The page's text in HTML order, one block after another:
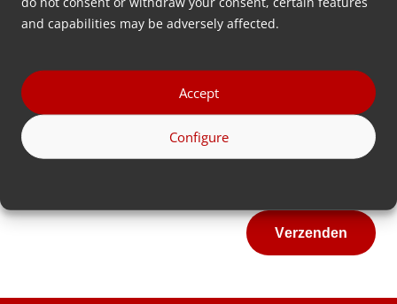
and capabilities may be adversely affected.
Accept
Configure
*
Adres